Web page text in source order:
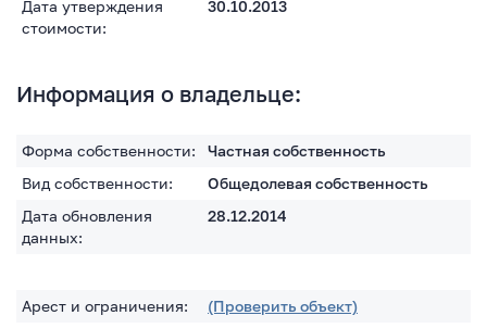
Дата утверждения
стоимости:
30.10.2013
Информация о владельце:
Форма собственности:
Частная собственность
Вид собственности:
Общедолевая собственность
Дата обновления
данных:
28.12.2014
Арест и ограничения:
(Проверить объект)